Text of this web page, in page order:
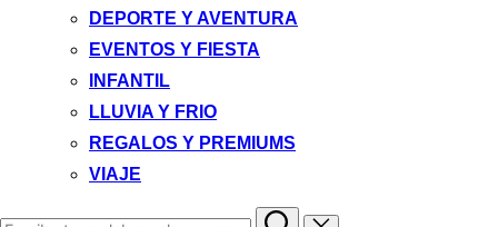
DEPORTE Y AVENTURA
EVENTOS Y FIESTA
INFANTIL
LLUVIA Y FRIO
REGALOS Y PREMIUMS
VIAJE